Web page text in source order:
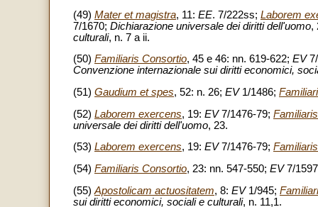
(49) Mater et magistra, 11: EE. 7/222ss; Laborem
7/1670; Dichiarazione universale dei diritti dell'uomo,
culturali, n. 7 a ii.
(50) Familiaris Consortio, 45 e 46: nn. 619-622; EV7/
Convenzione internazionale sui diritti economici,
(51) Gaudium et spes, 52: n. 26; EV1/1486;
(52) Laborem exercens, 19: EV7/1476-79;
universale dei diritti dell'uomo, 23.
(53) Laborem exercens, 19: EV7/1476-79;
(54) Familiaris Consortio, 23: nn. 547-550; EV7/
(55) Apostolicam actuositatem, 8: EV1/945;
sui diritti economici, sociali e culturali, n. 11,1.